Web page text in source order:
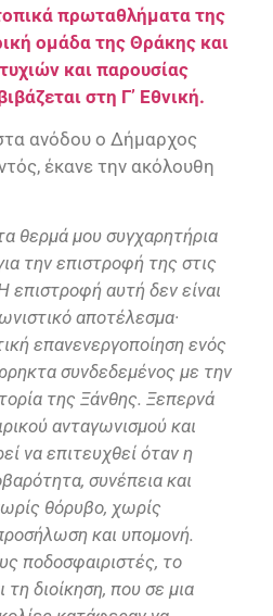
πρωταθλήματα της
ομάδα της Θράκης και
και παρουσίας
στη Γ’ Εθνική.
ανόδου ο Δήμαρχος
έκανε την ακόλουθη
θερμά μου συγχαρητήρια
την επιστροφή της στις
επιστροφή αυτή δεν είναι
αποτέλεσμα·
επανενεργοποίηση ενός
συνδεδεμένος με την
της Ξάνθης. Ξεπερνά
ανταγωνισμού και
να επιτευχθεί όταν η
συνέπεια και
θόρυβο, χωρίς
και υπομονή.
ποδοσφαιριστές, το
τη διοίκηση, που σε μια